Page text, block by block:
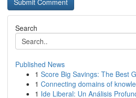
Search
Published News
1 Score Big Savings: The Best
1 Connecting domains of
1 Ide Liberal: Un Análisis